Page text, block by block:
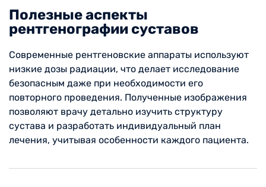
Полезные аспекты
рентгенографии суставов
Современные рентгеновские аппараты используют
низкие дозы радиации, что делает исследование
безопасным даже при необходимости его
повторного проведения. Полученные изображения
позволяют врачу детально изучить структуру
сустава и разработать индивидуальный план
лечения, учитывая особенности каждого пациента.